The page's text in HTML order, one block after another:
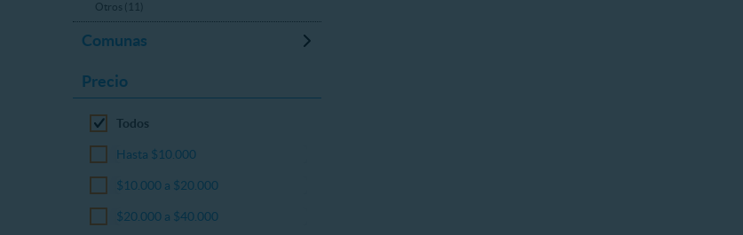
Otros (11)
Comunas
Precio
Todos
Hasta $10.000
$10.000 a $20.000
$20.000 a $40.000